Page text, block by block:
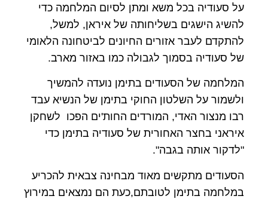
על סעודיה בכל משא ומתן לסיום המלחמה כדי
להשיג הישגים בשליחותה של איראן, למשל,
להתקדם לעבר אזורים החיונים לביטחונה הלאומי
של סעודיה בסמוך לגבולה כמו באזור מארב.
המלחמה של הסעודים בתימן נועדה להמשיך
ולשמור על השלטון החוקי בתימן של הנשיא עבד
רבו מנצור האדי, המורדים החות'ים הפכו לשחקן
איראני בחצר האחורית של סעודיה בתימן כדי
"לדקור אותה בגבה".
הסעודים מתקשים מאוד מבחינה צבאית להכריע
במלחמה בתימן לטובתם,כעת הם נמצאים במירוץ